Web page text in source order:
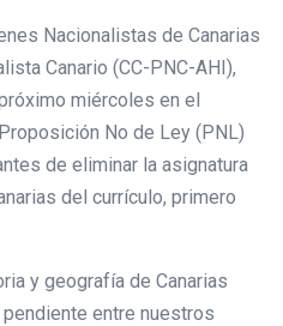
Nacionalistas de Canarias
Canario (CC-PNC-AHI),
miércoles en el
No de Ley (PNL)
de eliminar la asignatura
del currículo, primero
y geografía de Canarias
entre nuestros